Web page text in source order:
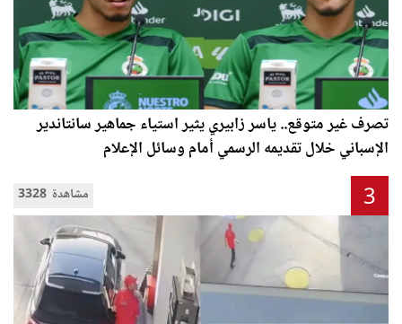
تصرف غير متوقع.. ياسر زابيري يثير استياء جماهير سانتاندير
الإسباني خلال تقديمه الرسمي أمام وسائل الإعلام
3328 مشاهدة 3